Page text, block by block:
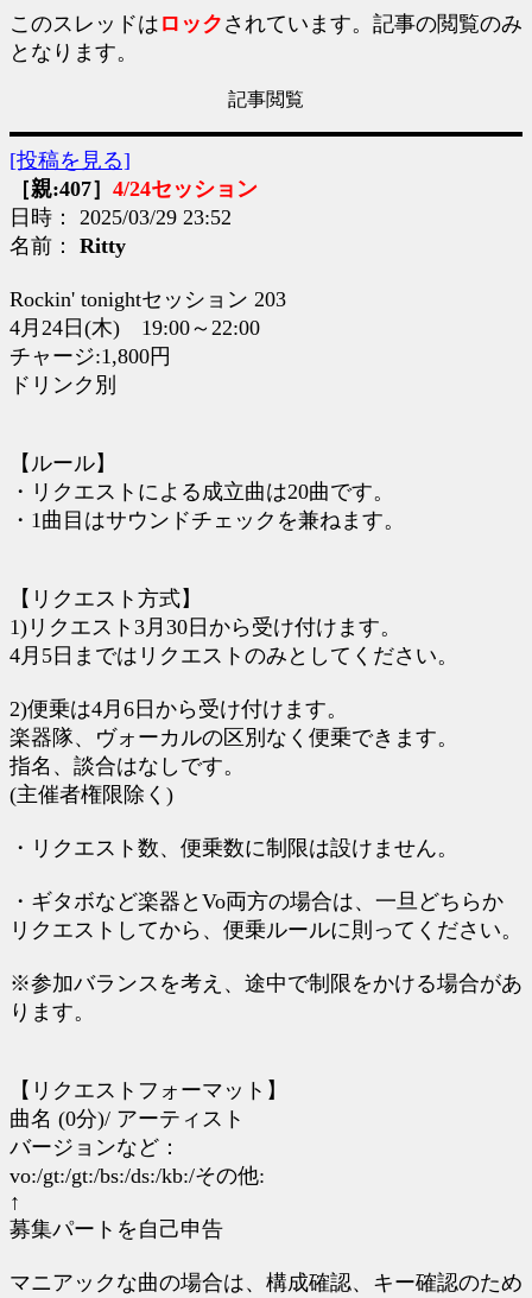
このスレッドは ロック されています。記事の閲覧のみ
となります。
記事閲覧
[投稿を見る]
［親:407］ 4/24セッション
日時： 2025/03/29 23:52
名前： Ritty
Rockin' tonightセッション 203
4月24日(木) 19:00～22:00
チャージ:1,800円
ドリンク別
【ルール】
・リクエストによる成立曲は20曲です。
・1曲目はサウンドチェックを兼ねます。
【リクエスト方式】
1)リクエスト3月30日から受け付けます。
4月5日まではリクエストのみとしてください。
2)便乗は4月6日から受け付けます。
楽器隊、ヴォーカルの区別なく便乗できます。
指名、談合はなしです。
(主催者権限除く)
・リクエスト数、便乗数に制限は設けません。
・ギタボなど楽器とVo両方の場合は、一旦どちらか
リクエストしてから、便乗ルールに則ってください。
※参加バランスを考え、途中で制限をかける場合があ
ります。
【リクエストフォーマット】
曲名 (0分)/ アーティスト
バージョンなど：
vo:/gt:/gt:/bs:/ds:/kb:/その他:
↑
募集パートを自己申告
マニアックな曲の場合は、構成確認、キー確認のため